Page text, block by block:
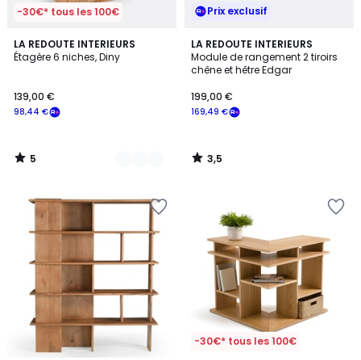
-30€* tous les 100€
LA REDOUTE INTERIEURS
Étagère 6 niches, Diny
98,44 €
139,00 €
5
/
2
Couleurs
5
/
Prix exclusif
LA REDOUTE INTERIEURS
Module de rangement 2 tiroirs
chêne et hêtre Edgar
169,49 €
199,00 €
3,5
/ 5
3,5
/
-30€* tous les 100€